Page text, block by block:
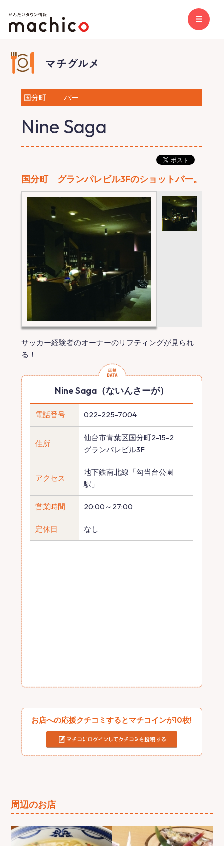
国分町 ｜ バー
Nine Saga
国分町 グランパレビル3Fのショットバー。
サッカー経験者のオーナーのリフティングが見られ
る！
Nine Saga（ないんさーが）
電話番号 022-225-7004
住所
仙台市青葉区国分町2-15-2
グランパレビル3F
アクセス
地下鉄南北線「勾当台公園
駅」
営業時間 20:00～27:00
定休日 なし
お店への応援クチコミするとマチコインが10枚!
周辺のお店